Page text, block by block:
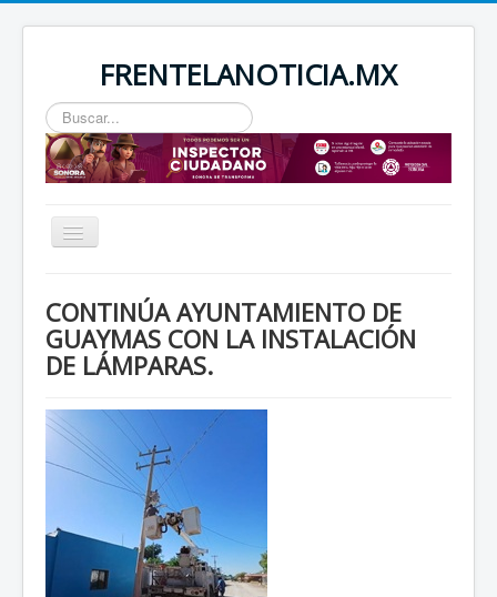
FRENTELANOTICIA.MX
Buscar...
Toggle
ESTATAL
SEGURIDAD
NACIONAL
CONTINÚA AYUNTAMIENTO DE
GUAYMAS CON LA INSTALACIÓN
DE LÁMPARAS.